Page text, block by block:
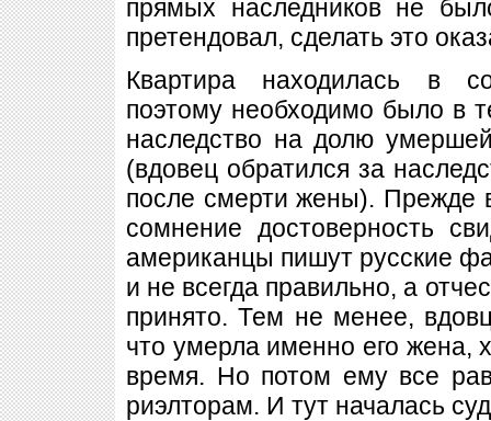
прямых наследников не
претендовал, сделать это
Квартира находилась в
поэтому необходимо было в
наследство на долю
(вдовец обратился за
после смерти жены). Прежде
сомнение достоверность
американцы пишут русские
и не всегда правильно, а
принято. Тем не менее,
что умерла именно его жена,
время. Но потом ему все
риэлторам. И тут началась